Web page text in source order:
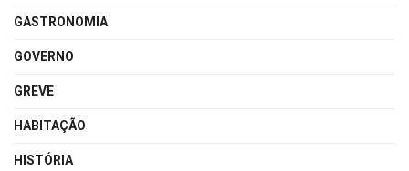
GASTRONOMIA
GOVERNO
GREVE
HABITAÇÃO
HISTÓRIA